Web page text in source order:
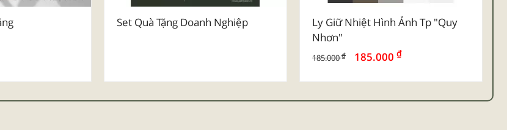
Set Quà Tặng Doanh Nghiệp
Ly Giữ Nhiệt Hình Ảnh Tp "quy
Nhơn"
185.000₫ 185.000 ₫